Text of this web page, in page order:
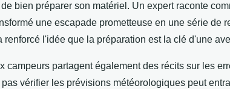
de bien préparer son matériel. Un expert raconte
une escapade prometteuse en une série de
renforcé l'idée que la préparation est la clé d'une
campeurs partagent également des récits sur les
vérifier les prévisions météorologiques peut